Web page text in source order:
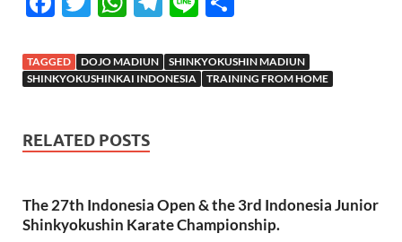
e
b
o
itt
er
at
s
p
e
gr
e ar
e
TAGGED DOJO MADIUN
SHINKYOKUSHIN MADIUN
SHINKYOKUSHINKAI INDONESIA
TRAINING FROM HOME
RELATED POSTS
The 27th Indonesia Open & the 3rd Indonesia Junior
Shinkyokushin Karate Championship.